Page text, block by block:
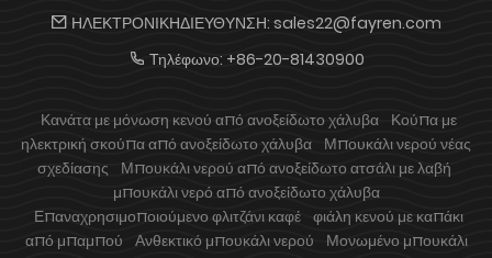
ΗΛΕΚΤΡΟΝΙΚΗΔΙΕΥΘΥΝΣΗ: sales22@fayren.com
Τηλέφωνο: +86-20-81430900
Κανάτα με μόνωση κενού από ανοξείδωτο χάλυβα
Κούπα με
ηλεκτρική σκούπα από ανοξείδωτο χάλυβα Μπουκάλι νερού νέας
σχεδίασης
Μπουκάλι νερού από ανοξείδωτο ατσάλι με λαβή
μπουκάλι νερό από ανοξείδωτο χάλυβα
Επαναχρησιμοποιούμενο φλιτζάνι καφέ φιάλη κενού με καπάκι
από μπαμπού Ανθεκτικό μπουκάλι νερού
Μονωμένο μπουκάλι